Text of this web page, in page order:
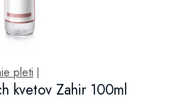
pleti
kvetov Zahir 100ml